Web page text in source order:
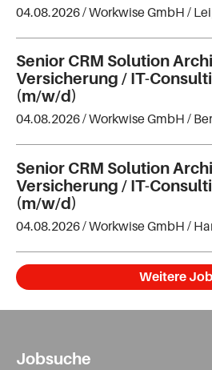
04.08.2026 /Workwise GmbH /
Senior CRM Solution
Versicherung / IT-
(m/w/d)
04.08.2026 /Workwise GmbH /
Senior CRM Solution
Versicherung / IT-
(m/w/d)
04.08.2026 /Workwise GmbH /
Weitere
Jobsuche